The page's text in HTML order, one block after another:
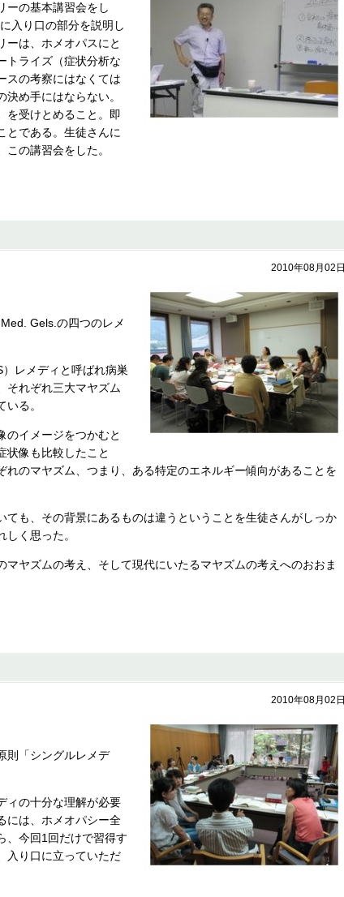
ーの基本講習会をし
入り口の部分を説明し
ーは、ホメオパスにと
トライズ（症状分析な
スの考察にはなくては
め手にはならない。
を受けとめること。即
とである。生徒さんに
の講習会をした。
2010年08月02日
Gels.の四つのレメ
レメディと呼ばれ病巣
それぞれ三大マヤズム
いる。
のイメージをつかむと
状像も比較したこと
れのマヤズム、つまり、ある特定のエネルギー傾向があることを
ても、その背景にあるものは違うということを生徒さんがしっか
く思った。
マヤズムの考え、そして現代にいたるマヤズムの考えへのおおま
2010年08月02日
則「シングルレメデ
ィの十分な理解が必要
には、ホメオパシー全
、今回1回だけで習得す
入り口に立っていただ